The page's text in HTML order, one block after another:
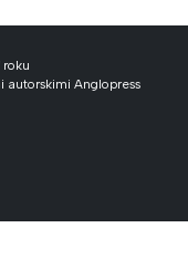
roku
autorskimi Anglopress